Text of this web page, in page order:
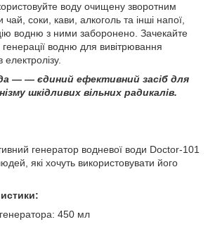
воду очищену зворотним
соки, кави, алкоголь та інші напої,
водню з ними заборонено. Зачекайте
генерації водню для вивітрювання
електролізу.
— — єдиний ефективний засіб для
шкідливих вільних радикалів.
генератор водневої води Doctor-101
які хочуть використовувати його
450 мл